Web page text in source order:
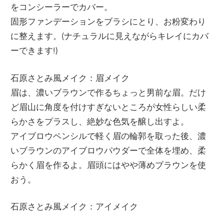
をコンシーラーでカバー。
固形ファンデーションをブラシにとり、お粉変わり
に整えます。(ナチュラルに見えながらキレイにカバ
ーできます!)
石原さとみ風メイク：眉メイク
眉は、濃いブラウンで作るちょっと男前な眉。だけ
ど眉山に角度を付けすぎないところが女性らしい柔
らかさをプラスし、絶妙な色気を醸し出すよ。
アイブロウペンシルで軽く眉の輪郭を取った後、濃
いブラウンのアイブロウパウダーで全体を埋め、柔
らかく眉を作るよ。眉頭にはやや薄めブラウンを使
おう。
石原さとみ風メイク：アイメイク